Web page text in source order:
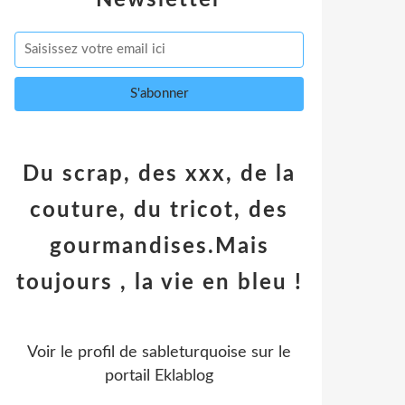
Du scrap, des xxx, de la
couture, du tricot, des
gourmandises.Mais
toujours , la vie en bleu !
Voir le profil de sableturquoise sur le
portail Eklablog